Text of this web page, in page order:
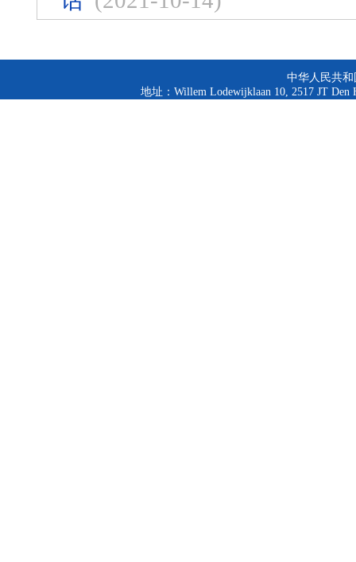
中华人民共
地址：Willem Lodewijklaan 10, 2517 JT Den